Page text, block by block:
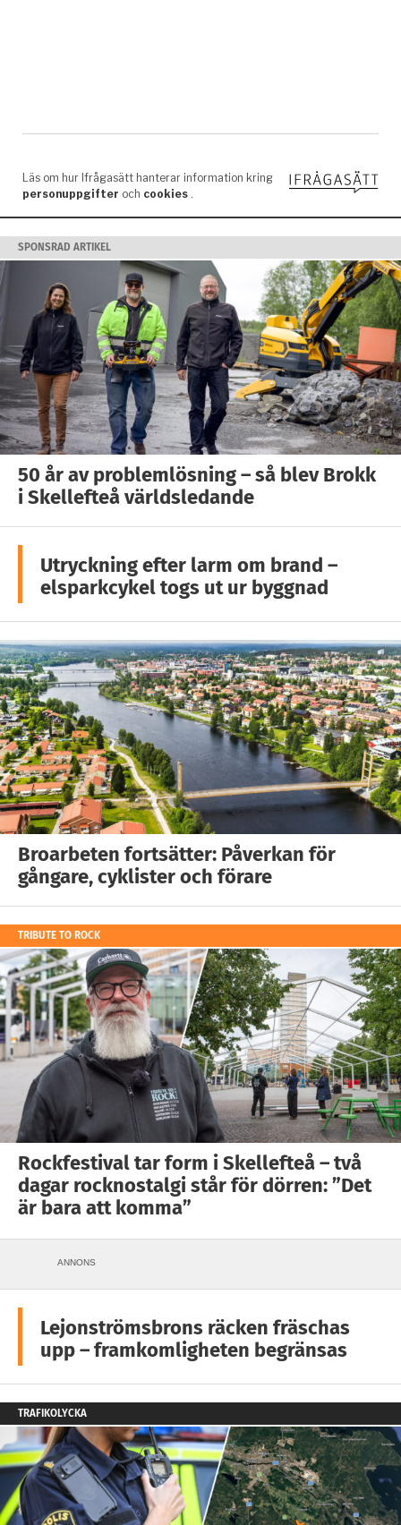
SPONSRAD ARTIKEL
50 år av problemlösning – så blev Brokk
i Skellefteå världsledande
Utryckning efter larm om brand –
elsparkcykel togs ut ur byggnad
Broarbeten fortsätter: Påverkan för
gångare, cyklister och förare
TRIBUTE TO ROCK
Rockfestival tar form i Skellefteå – två
dagar rocknostalgi står för dörren: ”Det
är bara att komma”
ANNONS
Lejonströmsbrons räcken fräschas
upp – framkomligheten begränsas
TRAFIKOLYCKA